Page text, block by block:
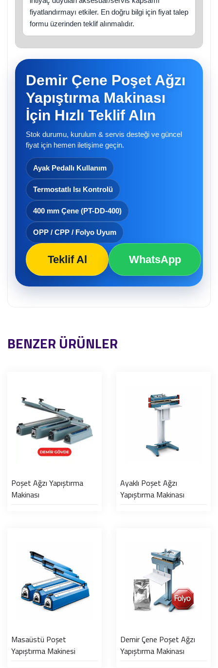
fiyatlandırmayı etkiler. En doğru bilgi için fiyat talep
formu üzerinden teklif alınmalıdır.
Demir Çene Poşet Ağzı
Yapıştırma Makinası
İçin Hızlı Teklif Alın
Stok durumu, kurulum & servis desteği ve güncel
fiyat için hemen iletişime geçin.
Ayak Pedallı Kullanım
Termostatlı Isı Kontrolü
400 mm Çene (PT-DD-400)
OPP / CPP / Folyo Uyum
Teklif Al WhatsApp
BENZER ÜRÜNLER
Poşet Ağzı Yapıştırma
Makinası
Ayaklı Poşet Ağzı
Yapıştırma Makinası
Masaüstü Poşet
Yapıştırma Makinesi
Demir Çene Poşet Ağzı
Yapıştırma Makinası